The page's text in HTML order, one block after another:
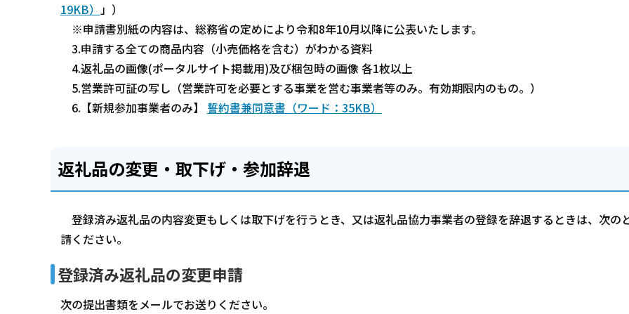
19KB） 」）
※申請書別紙の内容は、総務省の定めにより令和8年10月以降に公表いたします。
3.申請する全ての商品内容（小売価格を含む）がわかる資料
4.返礼品の画像(ポータルサイト掲載用)及び梱包時の画像 各1枚以上
5.営業許可証の写し（営業許可を必要とする事業を営む事業者等のみ。有効期限内のもの。）
6.【新規参加事業者のみ】 誓約書兼同意書（ワード：35KB）
返礼品の変更・取下げ・参加辞退
登録済み返礼品の内容変更もしくは取下げを行うとき、又は返礼品協力事業者の登録を辞退するときは、次の
請ください。
登録済み返礼品の変更申請
次の提出書類をメールでお送りください。